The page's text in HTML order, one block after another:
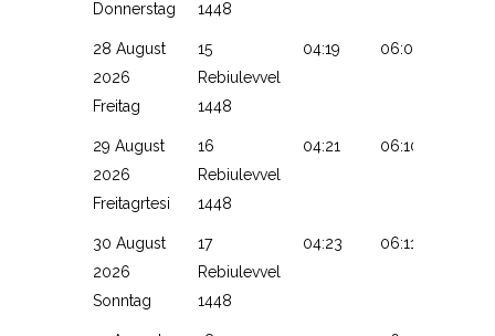
Donnerstag
1448
28 August
2026
Freitag
15
Rebiulevvel
1448
04:19 06:08
29 August
2026
Freitagrtesi
16
Rebiulevvel
1448
04:21 06:10
30 August
2026
Sonntag
17
Rebiulevvel
1448
04:23 06:11